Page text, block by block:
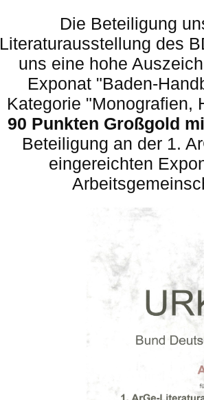
Die Beteiligung
Literaturausstellung des
uns eine hohe
Exponat "Baden-
Kategorie "Monografien,
90 Punkten Großgold
Beteiligung an der 1.
eingereichten